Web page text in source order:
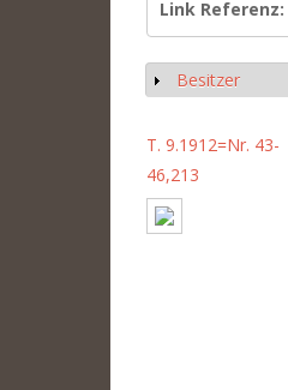
Link Referenz:
Show
Besitzer
T. 9.1912=Nr. 43-
46,213